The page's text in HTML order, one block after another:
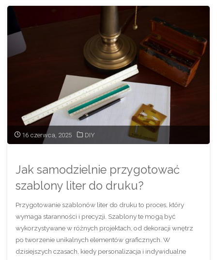
poprawnie
zmierzyć
drzwi?"
16 czerwca, 2025 DIY
Jak samodzielnie przygotować
szablony liter do druku?
Przygotowanie szablonów liter do druku to proces, który
wymaga staranności i precyzji. Szablony te mogą być
wykorzystywane w różnych projektach, od dekoracji wnętrz
po tworzenie unikalnych elementów graficznych. W
dzisiejszych czasach, kiedy personalizacja i indywidualne